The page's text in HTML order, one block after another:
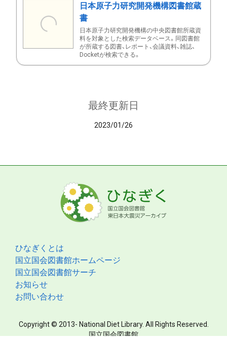
日本原子力研究開発機構図書館蔵
書
日本原子力研究開発機構の中央図書館所蔵資
料を対象とした検索データベース。同図書館
が所蔵する図書、レポート、会議資料、雑誌、
Docketが検索できる。
最終更新日
2023/01/26
ひなぎくとは
国立国会図書館ホームページ
国立国会図書館サーチ
お知らせ
お問い合わせ
Copyright © 2013- National Diet Library. All Rights Reserved.